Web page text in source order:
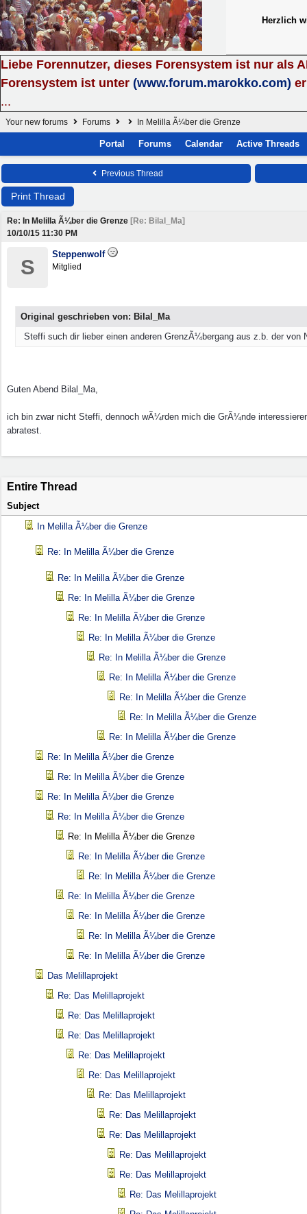
Herzlich
Liebe Forennutzer, dieses Forensystem ist nur als
Forensystem ist unter (www.forum.marokko.com)
...
Your new forums Forums In Melilla Ã¼ber die Grenze
Portal Forums Calendar Active Threads
Previous Thread
Print Thread
Re: In Melilla Ã¼ber die Grenze [Re: Bilal_Ma]
10/10/15 11:30 PM
S
Steppenwolf
Mitglied
Original geschrieben von: Bilal_Ma
Steffi such dir lieber einen anderen GrenzÃ¼bergang aus z.b. der von
Guten Abend Bilal_Ma,
ich bin zwar nicht Steffi, dennoch wÃ¼rden mich die GrÃ¼nde
abratest.
Entire Thread
Subject
In Melilla Ã¼ber die Grenze
Re: In Melilla Ã¼ber die Grenze
Re: In Melilla Ã¼ber die Grenze
Re: In Melilla Ã¼ber die Grenze
Re: In Melilla Ã¼ber die Grenze
Re: In Melilla Ã¼ber die Grenze
Re: In Melilla Ã¼ber die Grenze
Re: In Melilla Ã¼ber die Grenze
Re: In Melilla Ã¼ber die Grenze
Re: In Melilla Ã¼ber die Grenze
Re: In Melilla Ã¼ber die Grenze
Re: In Melilla Ã¼ber die Grenze
Re: In Melilla Ã¼ber die Grenze
Re: In Melilla Ã¼ber die Grenze
Re: In Melilla Ã¼ber die Grenze
Re: In Melilla Ã¼ber die Grenze
Re: In Melilla Ã¼ber die Grenze
Re: In Melilla Ã¼ber die Grenze
Re: In Melilla Ã¼ber die Grenze
Re: In Melilla Ã¼ber die Grenze
Re: In Melilla Ã¼ber die Grenze
Re: In Melilla Ã¼ber die Grenze
Das Melillaprojekt
Re: Das Melillaprojekt
Re: Das Melillaprojekt
Re: Das Melillaprojekt
Re: Das Melillaprojekt
Re: Das Melillaprojekt
Re: Das Melillaprojekt
Re: Das Melillaprojekt
Re: Das Melillaprojekt
Re: Das Melillaprojekt
Re: Das Melillaprojekt
Re: Das Melillaprojekt